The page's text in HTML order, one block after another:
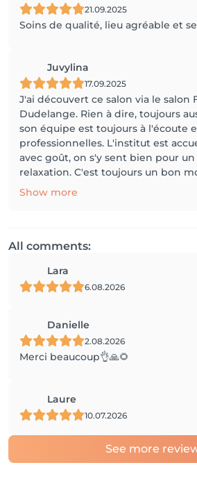
21.09.2025
Soins de qualité, lieu agréable et
Juvylina
17.09.2025
J'ai découvert ce salon via le salon
Dudelange. Rien à dire, toujours
son équipe est toujours à l'écoute
professionnelles. L'institut est
avec goût, on s'y sent bien pour
relaxation. C'est toujours un bon
Show more
All comments:
Lara
6.08.2026
Danielle
2.08.2026
Merci beaucoup👌🙏🌻
Laure
10.07.2026
See more